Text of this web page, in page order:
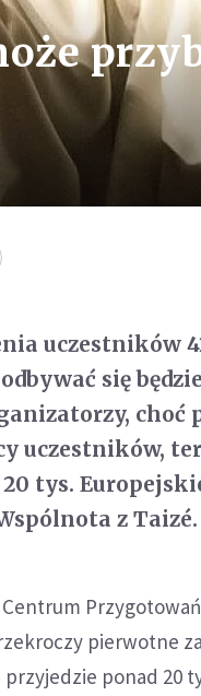
uczestników
się
uczestników,
tys.
z Taizé.
pierwotne
ponad 20